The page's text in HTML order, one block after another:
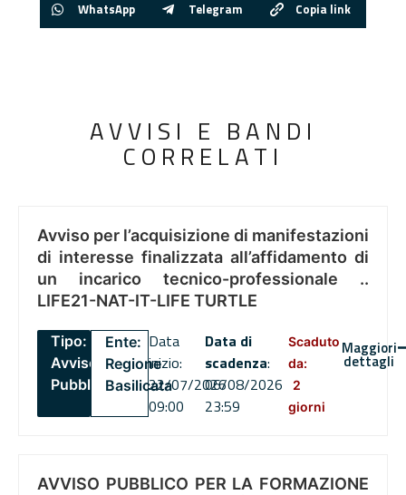
WhatsApp Telegram Copia link
AVVISI E BANDI
CORRELATI
Avviso per l’acquisizione di manifestazioni
di interesse finalizzata all’affidamento di
un incarico tecnico-professionale ..
LIFE21-NAT-IT-LIFE TURTLE
Tipo:
Avviso
Pubblico
Ente:
Regione
Basilicata
Data
inizio:
22/07/2026
09:00
Data di
scadenza:
06/08/2026
23:59
Scaduto
da:
2
giorni
Maggiori
dettagli
AVVISO PUBBLICO PER LA FORMAZIONE